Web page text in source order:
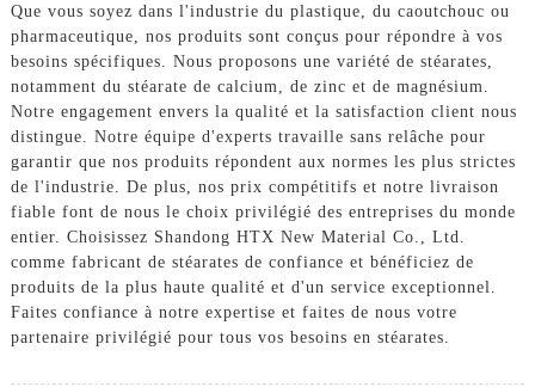
Que vous soyez dans l'industrie du plastique, du caoutchouc ou
pharmaceutique, nos produits sont conçus pour répondre à vos
besoins spécifiques. Nous proposons une variété de stéarates,
notamment du stéarate de calcium, de zinc et de magnésium.
Notre engagement envers la qualité et la satisfaction client nous
distingue. Notre équipe d'experts travaille sans relâche pour
garantir que nos produits répondent aux normes les plus strictes
de l'industrie. De plus, nos prix compétitifs et notre livraison
fiable font de nous le choix privilégié des entreprises du monde
entier. Choisissez Shandong HTX New Material Co., Ltd.
comme fabricant de stéarates de confiance et bénéficiez de
produits de la plus haute qualité et d'un service exceptionnel.
Faites confiance à notre expertise et faites de nous votre
partenaire privilégié pour tous vos besoins en stéarates.